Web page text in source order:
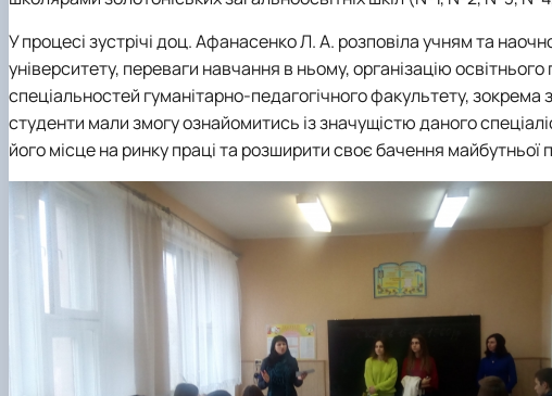
У процесі зустрічі доц. Афанасенко Л. А. розповіла учням та
університету, переваги навчання в ньому, організацію освітнього
спеціальностей гуманітарно-педагогічного факультету,зокрема
студенти мали змогу ознайомитись із значущістю даного
його місце на ринку праці та розширити своє бачення майбутньої